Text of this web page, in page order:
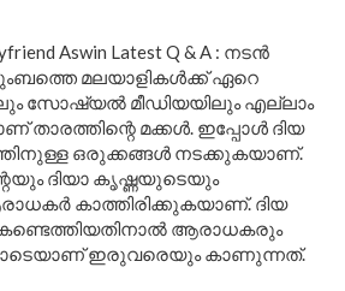
Aswin Latest Q & A : നടൻ
മലയാളികൾക്ക് ഏറെ
സോഷ്യൽ മീഡിയയിലും എല്ലാം
താരത്തിന്റെ മക്കൾ. ഇപ്പോൾ ദിയ
ഒരുക്കങ്ങൾ നടക്കുകയാണ്.
ദിയാ കൃഷ്ണയുടെയും
കാത്തിരിക്കുകയാണ്. ദിയ
ആരാധകരും
ഇരുവരെയും കാണുന്നത്.